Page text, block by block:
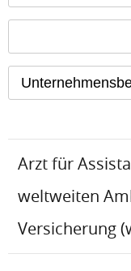
Arzt für
weltweiten
Versicherung